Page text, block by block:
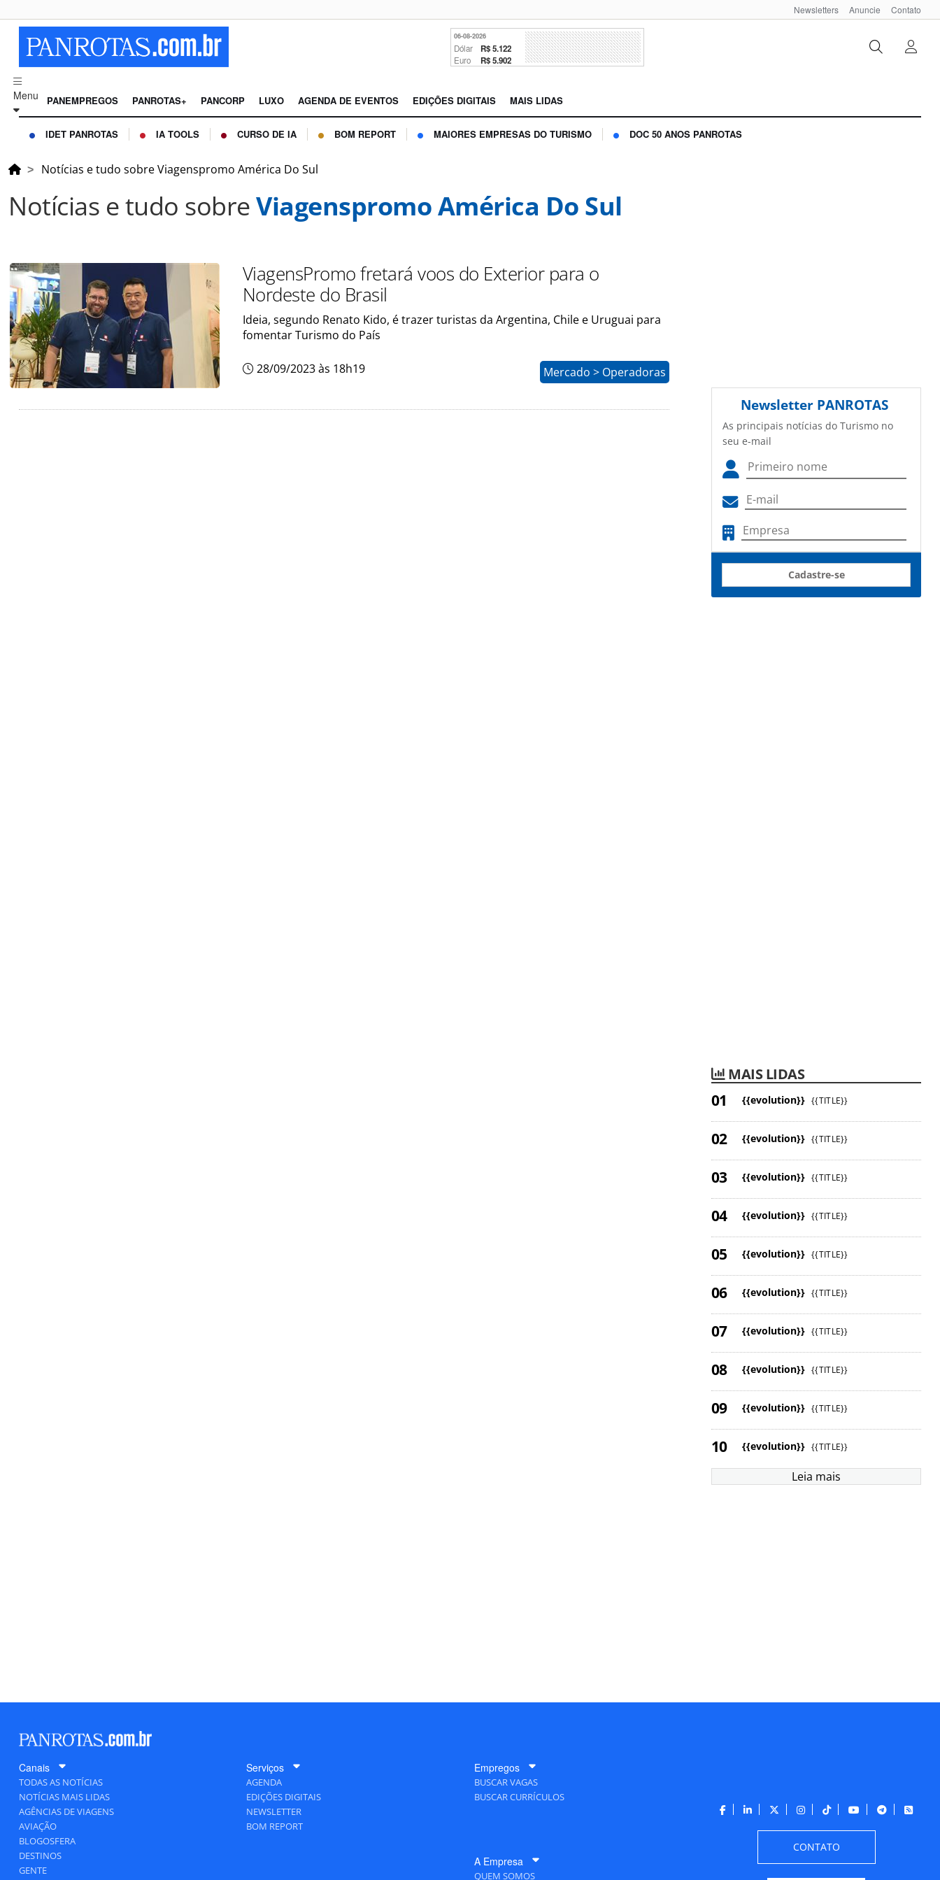
Newsletters Anuncie Contato
06-08-2026
Dólar R$ 5.122
Euro R$ 5.902
Menu PANEMPREGOS PANROTAS+ PANCORP LUXO AGENDA DE EVENTOS EDIÇÕES DIGITAIS MAIS LIDAS
IDET PANROTAS IA TOOLS CURSO DE IA BOM REPORT MAIORES EMPRESAS DO TURISMO DOC 50 ANOS PANROTAS
Notícias e tudo sobre Viagenspromo América Do Sul
Notícias e tudo sobreViagenspromo América Do Sul
ViagensPromo fretará voos do Exterior para o
Nordeste do Brasil
Ideia, segundo Renato Kido, é trazer turistas da Argentina, Chile e Uruguai para
fomentar Turismo do País
28/09/2023 às 18h19 Mercado > Operadoras
Newsletter PANROTAS
As principais notícias do Turismo no
seu e-mail
Cadastre-se
MAIS LIDAS
{{evolution}} {{TITLE}}
{{evolution}} {{TITLE}}
{{evolution}} {{TITLE}}
{{evolution}} {{TITLE}}
{{evolution}} {{TITLE}}
{{evolution}} {{TITLE}}
{{evolution}} {{TITLE}}
{{evolution}} {{TITLE}}
{{evolution}} {{TITLE}}
{{evolution}} {{TITLE}}
Leia mais
Canais
TODAS AS NOTÍCIAS
NOTÍCIAS MAIS LIDAS
AGÊNCIAS DE VIAGENS
AVIAÇÃO
BLOGOSFERA
DESTINOS
GENTE
Serviços
AGENDA
EDIÇÕES DIGITAIS
NEWSLETTER
BOM REPORT
Empregos
BUSCAR VAGAS
BUSCAR CURRÍCULOS
A Empresa
QUEM SOMOS
CONTATO